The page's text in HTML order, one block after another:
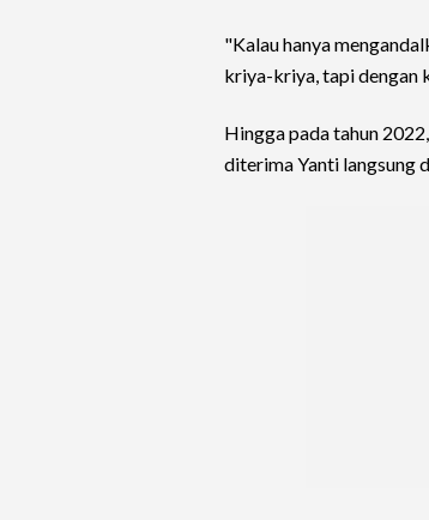
"Kalau hanya
kriya-kriya, tapi dengan
Hingga pada tahun 2022,
diterima Yanti langsung